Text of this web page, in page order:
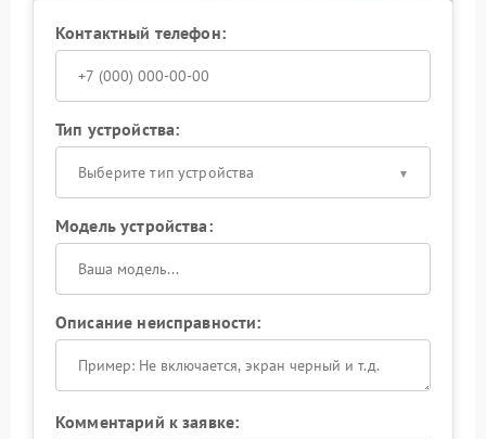
Контактный телефон:
Тип устройства:
Выберите тип устройства
Модель устройства:
Описание неисправности:
Комментарий к заявке: